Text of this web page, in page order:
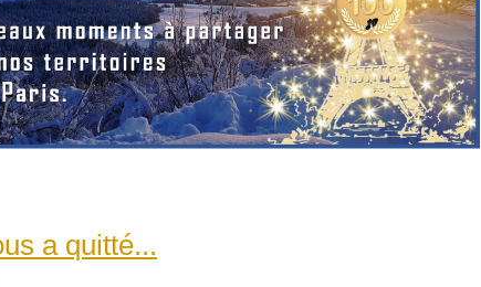
a quitté...